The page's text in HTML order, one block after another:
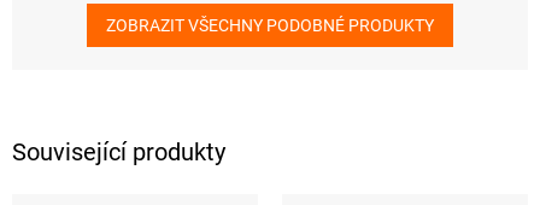
Související produkty
ZOBRAZIT VŠECHNY PODOBNÉ PRODUKTY